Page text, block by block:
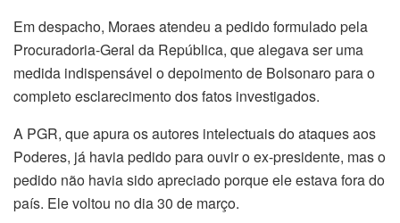
Em despacho, Moraes atendeu a pedido formulado pela
Procuradoria-Geral da República, que alegava ser uma
medida indispensável o depoimento de Bolsonaro para o
completo esclarecimento dos fatos investigados.
A PGR, que apura os autores intelectuais do ataques aos
Poderes, já havia pedido para ouvir o ex-presidente, mas o
pedido não havia sido apreciado porque ele estava fora do
país. Ele voltou no dia 30 de março.